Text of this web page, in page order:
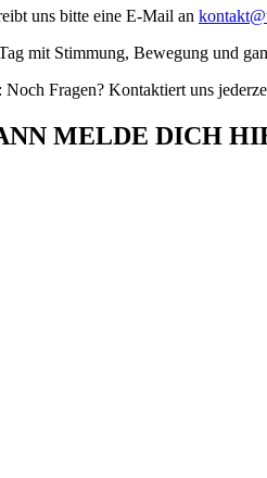
uns bitte eine E-Mail an
mit Stimmung, Bewegung und
Fragen? Kontaktiert uns
MELDE DICH